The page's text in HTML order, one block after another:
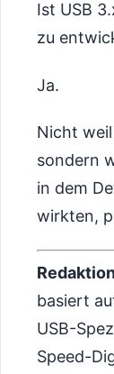
Ist USB
zu
Ja.
Nicht
sondern
in dem
wirkten,
basiert
USB-
Speed-